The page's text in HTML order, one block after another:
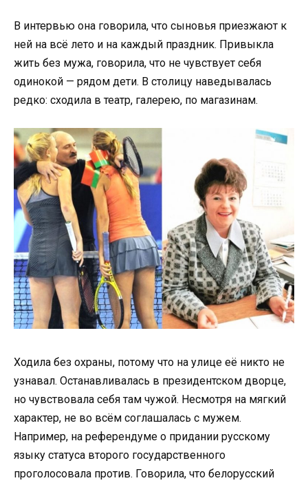
В интервью она говорила, что сыновья приезжают к
ней на всё лето и на каждый праздник. Привыкла
жить без мужа, говорила, что не чувствует себя
одинокой — рядом дети. В столицу наведывалась
редко: сходила в театр, галерею, по магазинам.
Ходила без охраны, потому что на улице её никто не
узнавал. Останавливалась в президентском дворце,
но чувствовала себя там чужой. Несмотря на мягкий
характер, не во всём соглашалась с мужем.
Например, на референдуме о придании русскому
языку статуса второго государственного
проголосовала против. Говорила, что белорусский